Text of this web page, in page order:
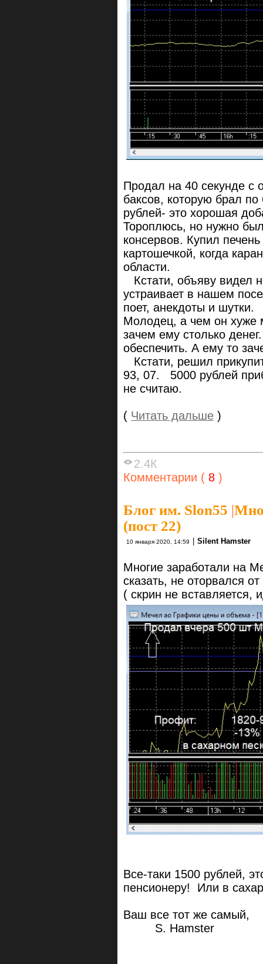
Продал на 40 секунде с
баксов, которую брал
рублей- это хорошая
Тороплюсь, но нужно
консервов. Купил
картошечкой, когда
области.
Кстати, объяву видел
устраивает в нашем
поет, анекдоты и шутки.
Молодец, а чем он хуже
зачем ему столько
обеспечить. А ему то
Кстати, решил
93, 07. 5000 рублей
не считаю.
( Читать дальше )
2.4К
Комментарии ( 8 )
Блог им. Slon55 |
(пост 22)
10 января 2020, 14:59 Silent Hamster
Многие заработали на
сказать, не оторвался
( скрин не вставляется,
Все-таки 1500 рублей,
пенсионеру! Или в
Ваш все тот же самый,
S. Hamster